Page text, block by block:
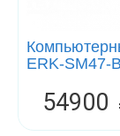
ERK-SM47-
54900